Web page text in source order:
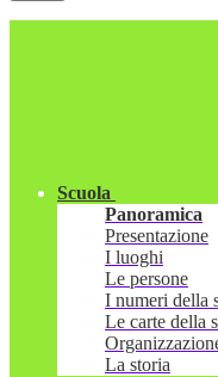
Scuola
Panoramica
Presentazione
I luoghi
Le persone
I numeri della
Le carte della
La storia